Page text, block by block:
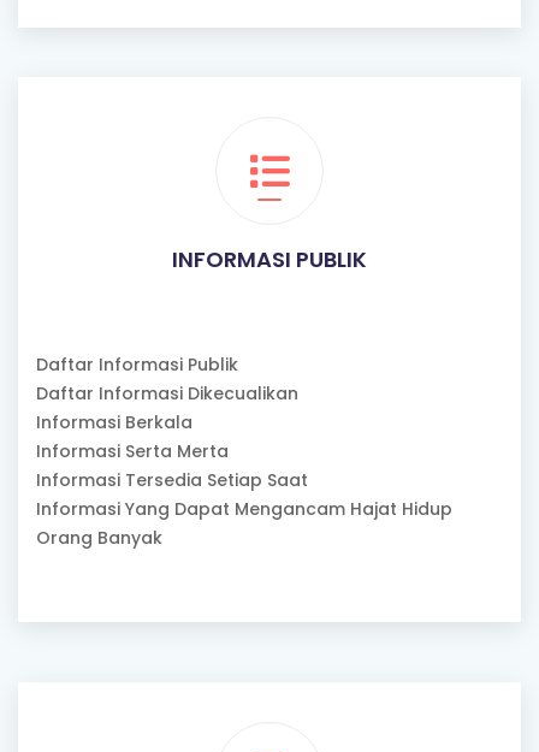
INFORMASI PUBLIK
Daftar Informasi Publik
Daftar Informasi Dikecualikan
Informasi Berkala
Informasi Serta Merta
Informasi Tersedia Setiap Saat
Informasi Yang Dapat Mengancam Hajat Hidup
Orang Banyak